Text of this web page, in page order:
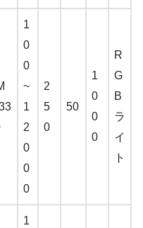
1
0
0
~
1
2
0
0
0
2
5
0
50
1
0
0
0
R
G
B
ラ
イ
ト
1